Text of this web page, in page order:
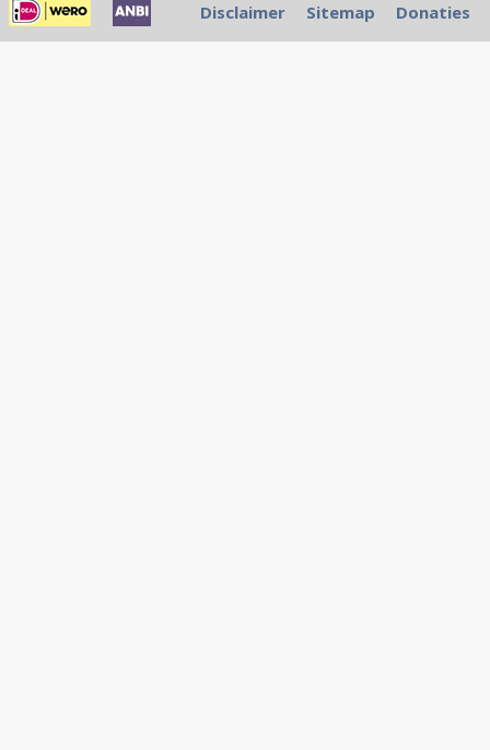
Disclaimer Sitemap Donaties